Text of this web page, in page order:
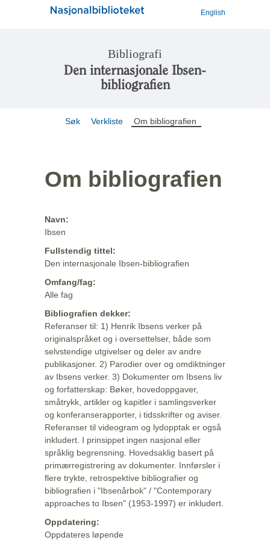
English
Bibliografi
Den internasjonale Ibsen-
bibliografien
Søk Verkliste Om bibliografien
Om bibliografien
Navn:
Ibsen
Fullstendig tittel:
Den internasjonale Ibsen-bibliografien
Omfang/fag:
Alle fag
Bibliografien dekker:
Referanser til: 1) Henrik Ibsens verker på
originalspråket og i oversettelser, både som
selvstendige utgivelser og deler av andre
publikasjoner. 2) Parodier over og omdiktninger
av Ibsens verker. 3) Dokumenter om Ibsens liv
og forfatterskap: Bøker, hovedoppgaver,
småtrykk, artikler og kapitler i samlingsverker
og konferanserapporter, i tidsskrifter og aviser.
Referanser til videogram og lydopptak er også
inkludert. I prinsippet ingen nasjonal eller
språklig begrensning. Hovedsaklig basert på
primærregistrering av dokumenter. Innførsler i
flere trykte, retrospektive bibliografier og
bibliografien i "Ibsenårbok" / "Contemporary
approaches to Ibsen" (1953-1997) er inkludert.
Oppdatering:
Oppdateres løpende